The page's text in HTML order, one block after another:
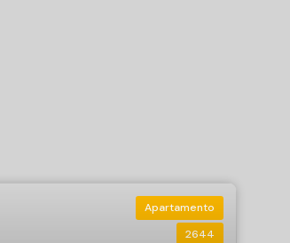
Apartamento
2644